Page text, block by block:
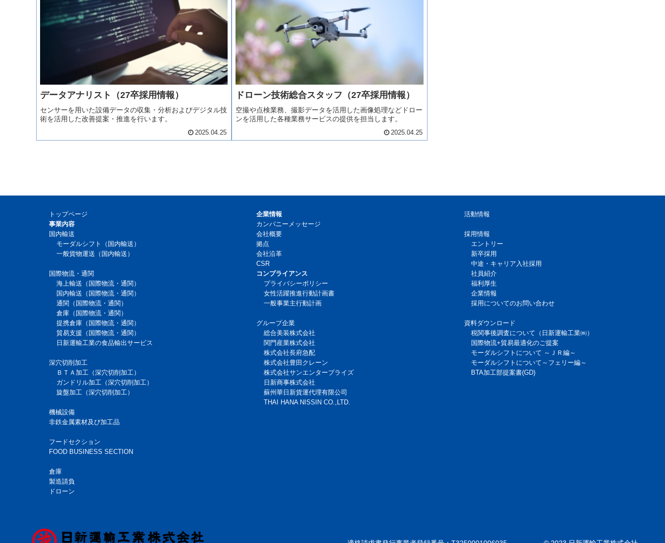
データアナリスト（27卒採用情報）
センサーを用いた設備データの収集・分析およびデジタル技
術を活用した改善提案・推進を行います。
2025.04.25
ドローン技術総合スタッフ（27卒採用情報）
空撮や点検業務、撮影データを活用した画像処理などドロー
ンを活用した各種業務サービスの提供を担当します。
2025.04.25
トップページ
事業内容
国内輸送
モーダルシフト（国内輸送）
一般貨物運送（国内輸送）
国際物流・通関
海上輸送（国際物流・通関）
国内輸送（国際物流・通関）
通関（国際物流・通関）
倉庫（国際物流・通関）
提携倉庫（国際物流・通関）
貿易支援（国際物流・通関）
日新運輸工業の食品輸出サービス
深穴切削加工
ＢＴＡ加工（深穴切削加工）
ガンドリル加工（深穴切削加工）
旋盤加工（深穴切削加工）
機械設備
非鉄金属素材及び加工品
フードセクション
FOOD BUSINESS SECTION
倉庫
製造請負
ドローン
企業情報
カンパニーメッセージ
会社概要
拠点
会社沿革
CSR
コンプライアンス
プライバシーポリシー
女性活躍推進行動計画書
一般事業主行動計画
グループ企業
総合美装株式会社
関門産業株式会社
株式会社長府急配
株式会社豊田クレーン
株式会社サンエンタープライズ
日新商事株式会社
蘇州華日新貨運代理有限公司
THAI HANA NISSIN CO.,LTD.
活動情報
採用情報
エントリー
新卒採用
中途・キャリア入社採用
社員紹介
福利厚生
企業情報
採用についてのお問い合わせ
資料ダウンロード
税関事後調査について（日新運輸工業㈱）
国際物流+貿易最適化のご提案
モーダルシフトについて ～ＪＲ編～
モーダルシフトについて～フェリー編～
BTA加工部提案書(GD)